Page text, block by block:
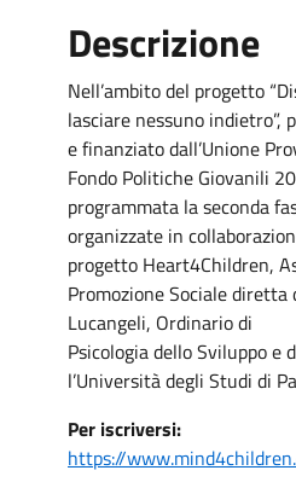
Descrizione
Nell’ambito del progetto
lasciare nessuno indietro”,
e finanziato dall’Unione
Fondo Politiche Giovanili
programmata la seconda
organizzate in
progetto Heart4Children,
Promozione Sociale diretta
Lucangeli, Ordinario di
Psicologia dello Sviluppo e
l’Università degli Studi di
Per iscriversi:
https://